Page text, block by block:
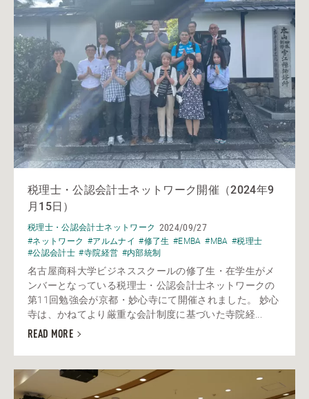
税理士・公認会計士ネットワーク開催（2024年9
月15日）
税理士・公認会計士ネットワーク 2024/09/27
#ネットワーク #アルムナイ #修了生 #EMBA #MBA #税理士
#公認会計士 #寺院経営 #内部統制
名古屋商科大学ビジネススクールの修了生・在学生がメ
ンバーとなっている税理士・公認会計士ネットワークの
第11回勉強会が京都・妙心寺にて開催されました。 妙心
寺は、かねてより厳重な会計制度に基づいた寺院経...
READ MORE